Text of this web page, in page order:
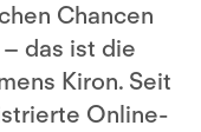
Chancen
das ist die
Kiron. Seit
Online-